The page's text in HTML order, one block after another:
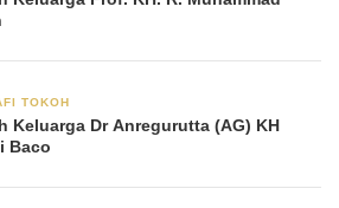
TOKOH
Keluarga Dr Anregurutta (AG) KH
Baco